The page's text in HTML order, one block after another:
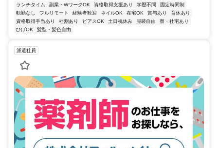
ランチタイム 副業・WワークOK 資格取得支援あり 学歴不問
固定時間制
転勤なし
フルリモート 経験者歓迎 ネイルOK 在宅OK 賞与あり
育休あり
資格取得手当あり
社割あり ピアスOK 土日祝休み 服装自由
寮・社宅あり
ひげOK
髪型・髪色自由
派遣社員